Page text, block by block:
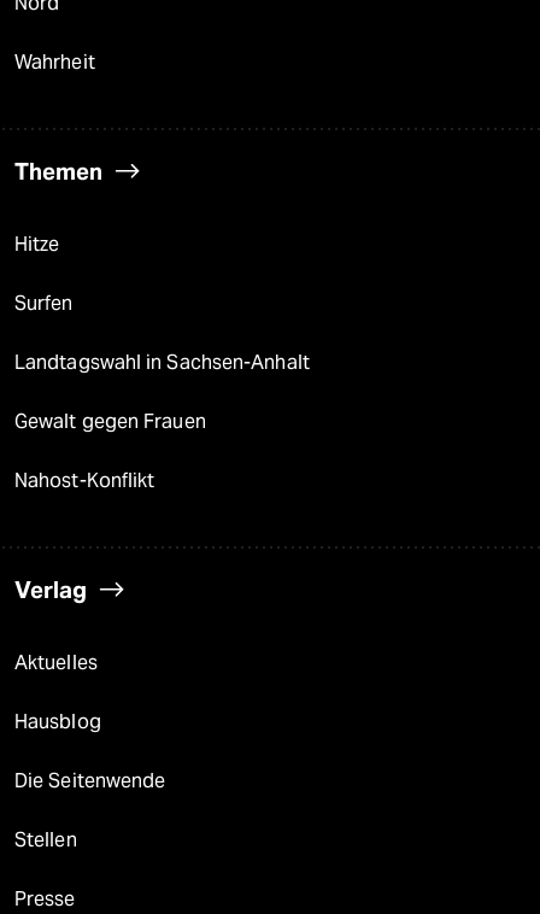
Wahrheit
Themen
Hitze
Surfen
Landtagswahl in Sachsen-Anhalt
Gewalt gegen Frauen
Nahost-Konflikt
Verlag
Aktuelles
Hausblog
Die Seitenwende
Stellen
Presse